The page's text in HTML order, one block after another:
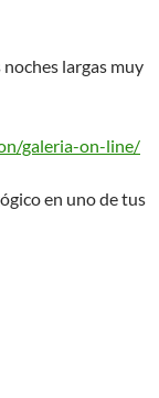
largas muy
galeria-on-line/
en uno de tus